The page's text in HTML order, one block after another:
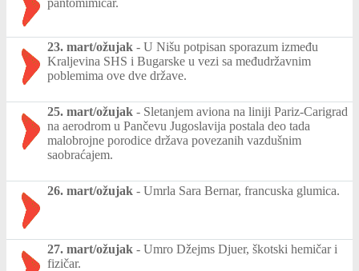
pantomimičar.
23. mart/ožujak - U Nišu potpisan sporazum između
Kraljevina SHS i Bugarske u vezi sa međudržavnim
poblemima ove dve države.
25. mart/ožujak - Sletanjem aviona na liniji Pariz-Carigrad
na aerodrom u Pančevu Jugoslavija postala deo tada
malobrojne porodice država povezanih vazdušnim
saobraćajem.
26. mart/ožujak - Umrla Sara Bernar, francuska glumica.
27. mart/ožujak - Umro Džejms Djuer, škotski hemičar i
fizičar.